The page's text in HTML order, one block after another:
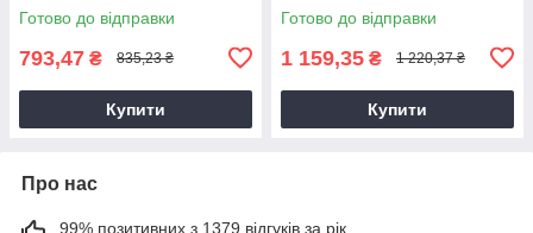
Готово до відправки
793,47 ₴ 835,23 ₴
Купити
Готово до відправки
1 159,35 ₴ 1 220,37 ₴
Купити
Про нас
99% позитивних з 1379 відгуків за рік